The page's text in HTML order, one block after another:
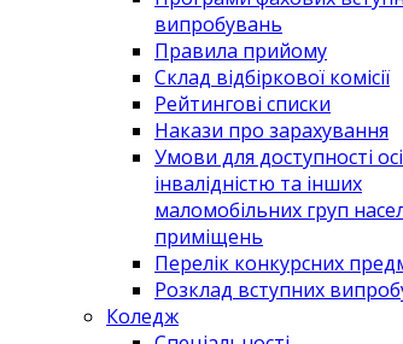
випробувань
Правила прийому
Склад відбіркової комісії
Рейтингові списки
Накази про зарахування
Умови для доступності
інвалідністю та інших
маломобільних груп
приміщень
Перелік конкурсних
Розклад вступних
Коледж